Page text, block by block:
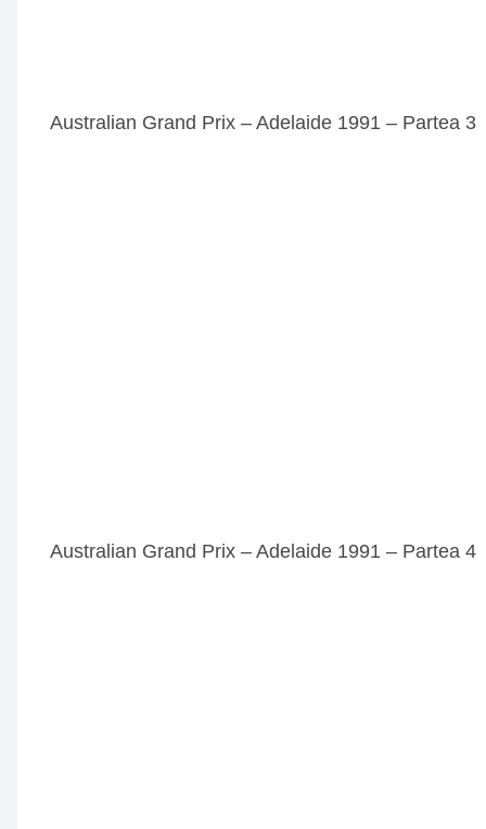
Australian Grand Prix – Adelaide 1991 – Partea 3
Australian Grand Prix – Adelaide 1991 – Partea 4